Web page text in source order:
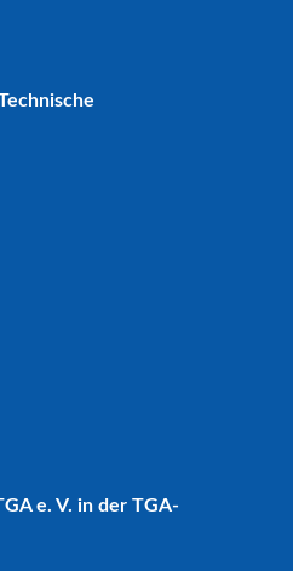
e. V. in der TGA-